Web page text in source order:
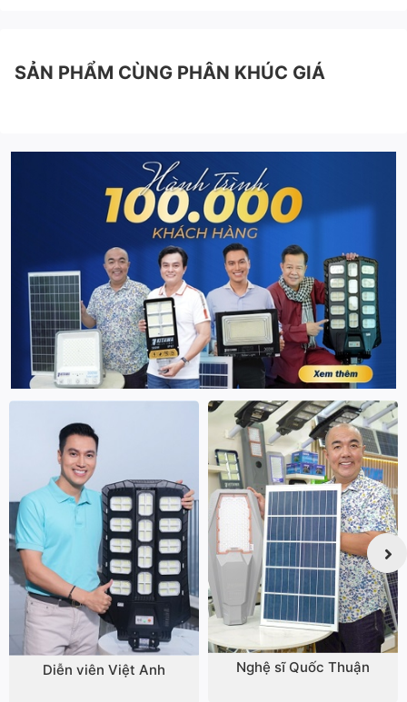
SẢN PHẨM CÙNG PHÂN KHÚC GIÁ
Diễn viên Việt Anh Nghệ sĩ Quốc Thuận